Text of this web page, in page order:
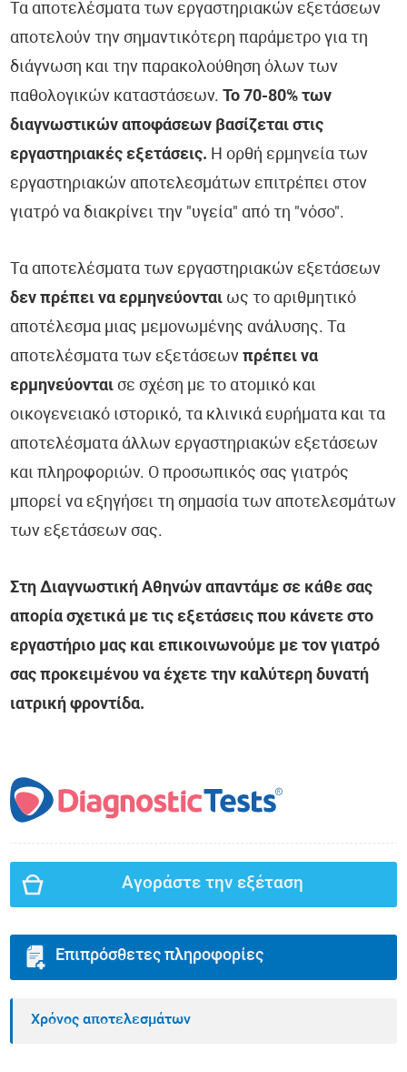
Τα αποτελέσματα των εργαστηριακών εξετάσεων
αποτελούν την σημαντικότερη παράμετρο για τη
διάγνωση και την παρακολούθηση όλων των
παθολογικών καταστάσεων.Το 70-80% των
διαγνωστικών αποφάσεων βασίζεται στις
εργαστηριακές εξετάσεις. Η ορθή ερμηνεία των
εργαστηριακών αποτελεσμάτων επιτρέπει στον
γιατρό να διακρίνει την "υγεία" από τη "νόσο".
Τα αποτελέσματα των εργαστηριακών εξετάσεων
δεν πρέπει να ερμηνεύονται ως το αριθμητικό
αποτέλεσμα μιας μεμονωμένης ανάλυσης. Τα
αποτελέσματα των εξετάσεωνπρέπει να
ερμηνεύονταισε σχέση με το ατομικό και
οικογενειακό ιστορικό, τα κλινικά ευρήματα και τα
αποτελέσματα άλλων εργαστηριακών εξετάσεων
και πληροφοριών. Ο προσωπικός σας γιατρός
μπορεί να εξηγήσει τη σημασία των αποτελεσμάτων
των εξετάσεων σας.
Στη Διαγνωστική Αθηνών απαντάμε σε κάθε σας
απορία σχετικά με τις εξετάσεις που κάνετε στο
εργαστήριο μας και επικοινωνούμε με τον γιατρό
σας προκειμένου να έχετε την καλύτερη δυνατή
ιατρική φροντίδα.
Αγοράστε την εξέταση
Επιπρόσθετες πληροφορίες
Χρόνος αποτελεσμάτων